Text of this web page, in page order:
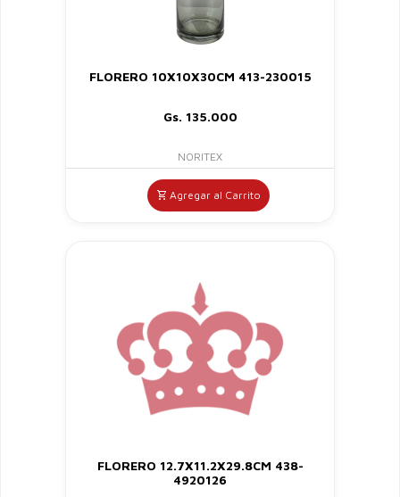
FLORERO 10X10X30CM 413-230015
Gs. 135.000
NORITEX
Agregar al Carrito
FLORERO 12.7X11.2X29.8CM 438-
4920126